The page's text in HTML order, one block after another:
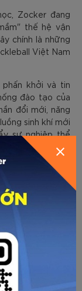
Zocker đang
thế hệ vận
chính là những
Việt Nam
khởi và tin
đào tạo của
đổi mới, năng
sinh khí mới
sự nghiệp thể
mạnh mẽ.